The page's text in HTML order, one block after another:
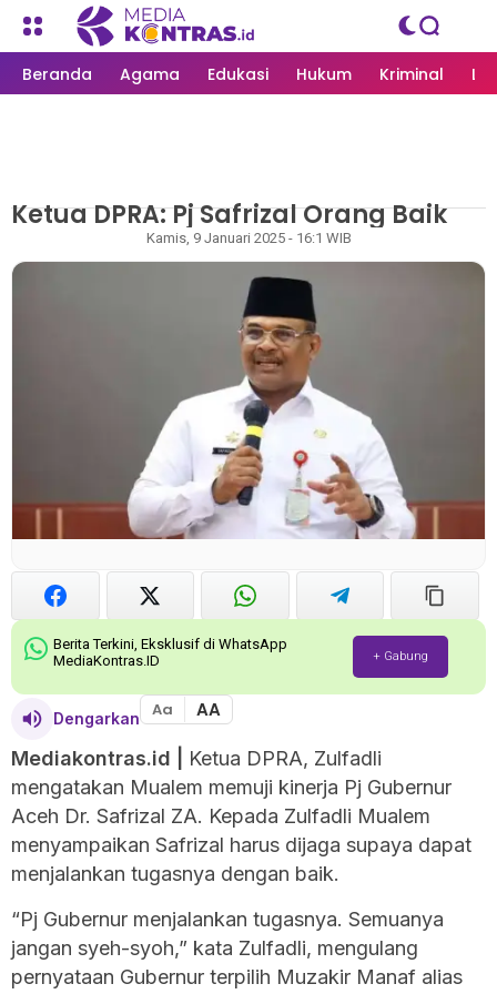
Beranda Agama Edukasi Hukum Kriminal
MEDIAKONTRAS.ID/ ACEH
Ketua DPRA: Pj Safrizal Orang Baik
Kamis, 9 Januari 2025 - 16:1 WIB
Berita Terkini, Eksklusif di WhatsApp
MediaKontras.ID
+ Gabung
Dengarkan Aa AA
Mediakontras.id |
Ketua DPRA, Zulfadli
mengatakan Mualem memuji kinerja Pj Gubernur
Aceh Dr. Safrizal ZA. Kepada Zulfadli Mualem
menyampaikan Safrizal harus dijaga supaya dapat
menjalankan tugasnya dengan baik.
“Pj Gubernur menjalankan tugasnya. Semuanya
jangan syeh-syoh,” kata Zulfadli, mengulang
pernyataan Gubernur terpilih Muzakir Manaf alias